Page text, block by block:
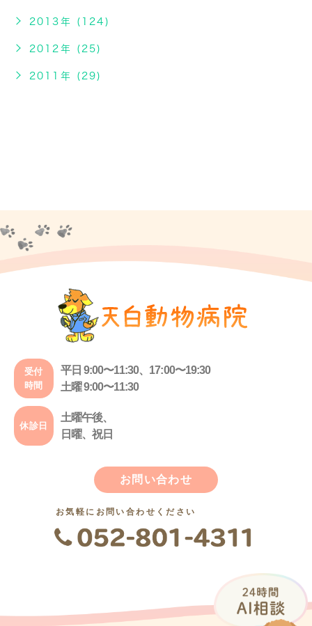
2013年 (124)
2012年 (25)
2011年 (29)
受付
時間
平日 9:00〜11:30、17:00〜19:30
土曜 9:00〜11:30
休診日
土曜午後、
日曜、祝日
お問い合わせ
お気軽にお問い合わせください